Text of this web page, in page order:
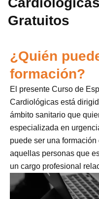
Gratuitos
¿Quién
formación?
El presente Curso de
Cardiológicas está
ámbito sanitario que
especializada en
puede ser una
aquellas personas que
un cargo profesional